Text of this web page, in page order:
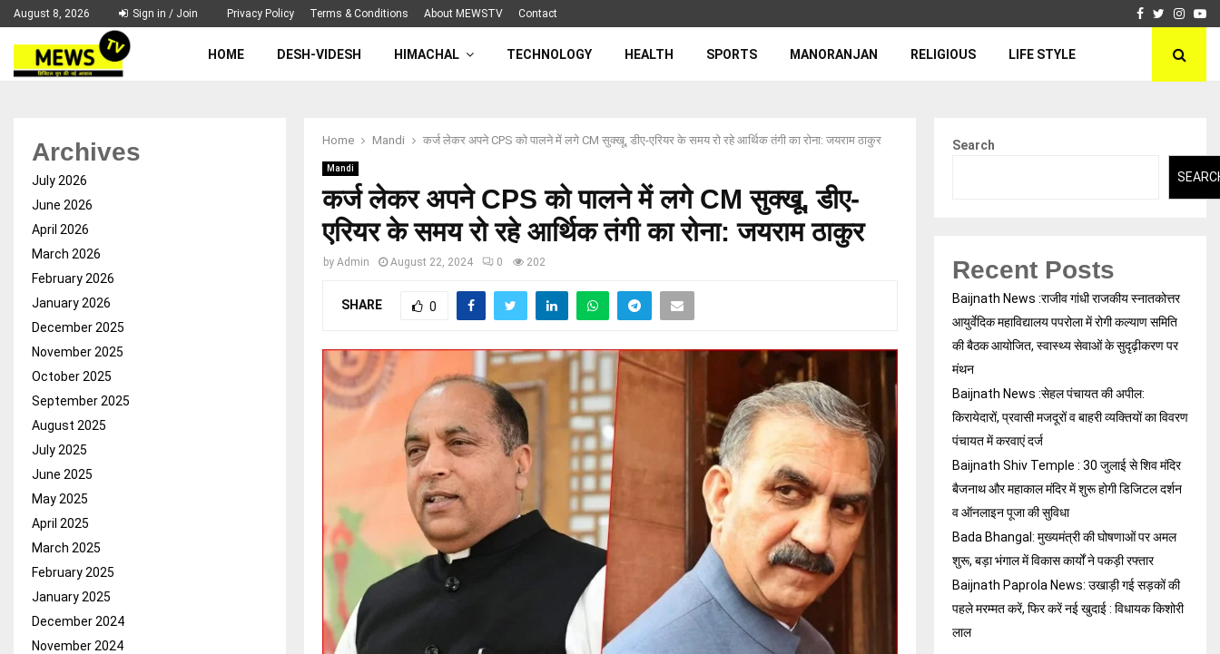
August 8, 2026 Sign in / Join Privacy Policy Terms & Conditions About MEWSTV Contact Facebook
Twitter
HOME DESH-VIDESH HIMACHAL TECHNOLOGY HEALTH SPORTS MANORANJAN RELIGIOUS LIFE STYLE
Home Mandi कर्ज लेकर अपने CPS को पालने में लगे CM सुक्खू, डीए-एरियर के समय रो रहे आर्थिक तंगी का रोना: जयराम ठाकुर
Mandi
कर्ज लेकर अपने CPS को पालने में लगे CM सुक्खू, डीए-
एरियर के समय रो रहे आर्थिक तंगी का रोना: जयराम ठाकुर
by Admin August 22, 2024 0 202
SHARE 0
Archives
July 2026
June 2026
April 2026
March 2026
February 2026
January 2026
December 2025
November 2025
October 2025
September 2025
August 2025
July 2025
June 2025
May 2025
April 2025
March 2025
February 2025
January 2025
December 2024
November 2024
Search
Recent Posts
Baijnath News :राजीव गांधी राजकीय स्नातकोत्तर
आयुर्वेदिक महाविद्यालय पपरोला में रोगी कल्याण समिति
की बैठक आयोजित, स्वास्थ्य सेवाओं के सुदृढ़ीकरण पर
मंथन
Baijnath News :सेहल पंचायत की अपील:
किरायेदारों, प्रवासी मजदूरों व बाहरी व्यक्तियों का विवरण
पंचायत में करवाएं दर्ज
Baijnath Shiv Temple : 30 जुलाई से शिव मंदिर
बैजनाथ और महाकाल मंदिर में शुरू होगी डिजिटल दर्शन
व ऑनलाइन पूजा की सुविधा
Bada Bhangal: मुख्यमंत्री की घोषणाओं पर अमल
शुरू, बड़ा भंगाल में विकास कार्यों ने पकड़ी रफ्तार
Baijnath Paprola News: उखाड़ी गई सड़कों की
पहले मरम्मत करें, फिर करें नई खुदाई : विधायक किशोरी
लाल